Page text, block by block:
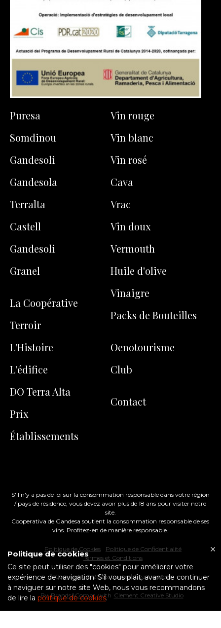
Puresa
Somdinou
Gandesoli
Gandesola
Terralta
Castell
Gandesoli
Granel
La Coopérative
Terroir
L'Histoire
L'édifice
DO Terra Alta
Prix
Établissements
Vin rouge
Vin blanc
Vin rosé
Cava
Vrac
Vin doux
Vermouth
Huile d'olive
Vinaigre
Packs de Bouteilles
Oenotourisme
Club
Contact
S'il n'y a pas de loi sur la consommation responsable dans votre région
/ pays de résidence, vous devez avoir plus de 18 ans pour visiter notre
site.
Cooperativa de Gandesa soutient la consommation responsable de ses
vins. Profitez-en de manière responsable.
Politique de Cookies
Politique de Confidentialité
Termes et Conditions
Copyright ©2026, Cooperativa Gandesa
By Brands&Comm with Clement Creative Studio
Politique de cookies
Ce site peut utiliser des "cookies" pour améliorer votre
expérience de navigation. S'il vous plaît, avant de continuer
à naviguer sur notre site Web, nous vous recommandons
de lire la politique de cookies.